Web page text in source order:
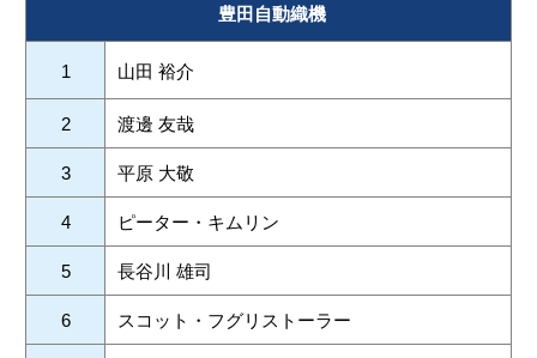
豊田自動織機
1 山田 裕介
2 渡邊 友哉
3 平原 大敬
4 ピーター・キムリン
5 長谷川 雄司
6 スコット・フグリストーラー